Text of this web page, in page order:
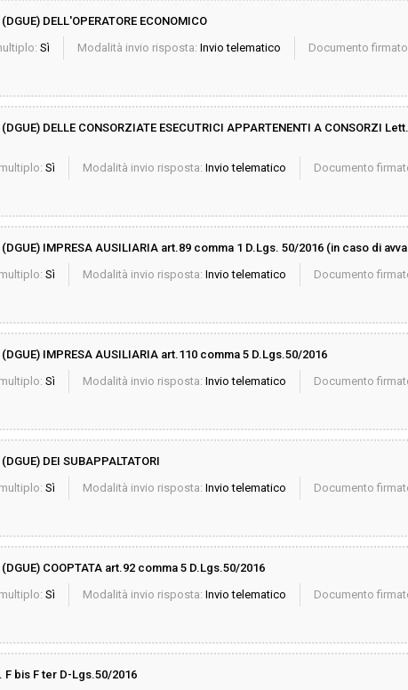
DELL'OPERATORE ECONOMICO
Sì Modalità invio risposta: Invio telematico Documento
DELLE CONSORZIATE ESECUTRICI APPARTENENTI A CONSORZI
Sì Modalità invio risposta: Invio telematico Documento
(DGUE) IMPRESA AUSILIARIA art.89 comma 1 D.Lgs. 50/2016 (in caso di
Sì Modalità invio risposta: Invio telematico Documento
(DGUE) IMPRESA AUSILIARIA art.110 comma 5 D.Lgs.50/2016
Sì Modalità invio risposta: Invio telematico Documento
DEI SUBAPPALTATORI
Sì Modalità invio risposta: Invio telematico Documento
(DGUE) COOPTATA art.92 comma 5 D.Lgs.50/2016
Sì Modalità invio risposta: Invio telematico Documento
F bis F ter D-Lgs.50/2016